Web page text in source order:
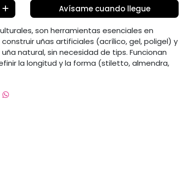
Avísame cuando llegue
son herramientas esenciales en
uñas artificiales (acrílico, gel, poligel) y
natural, sin necesidad de tips. Funcionan
la longitud y la forma (stiletto, almendra,